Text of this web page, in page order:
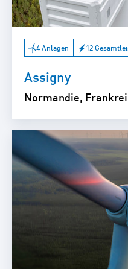
4 Anlagen 12
Assigny
Normandie,